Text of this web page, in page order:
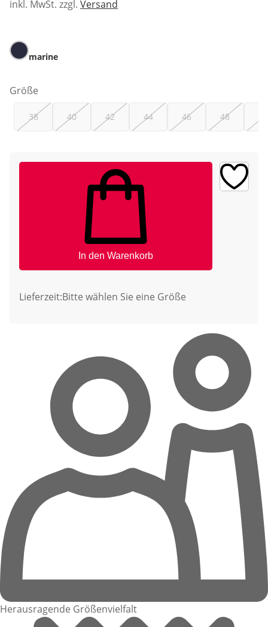
inkl. MwSt. zzgl. Versand
marine
Größe
38 40 42 44 46 48
In den Warenkorb
Lieferzeit:Bitte wählen Sie eine Größe
Herausragende Größenvielfalt